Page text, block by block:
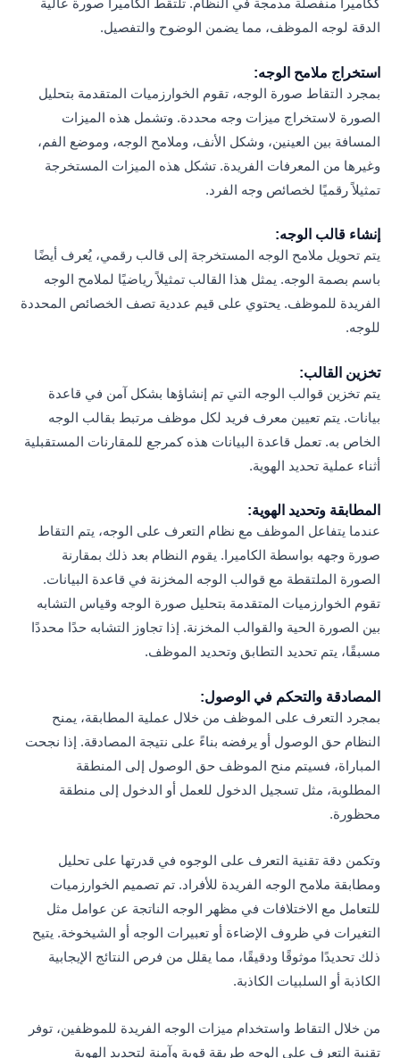
ككاميرا منفصلة مدمجة في النظام. تلتقط الكاميرا صورة عالية
الدقة لوجه الموظف، مما يضمن الوضوح والتفصيل.
استخراج ملامح الوجه:
بمجرد التقاط صورة الوجه، تقوم الخوارزميات المتقدمة بتحليل
الصورة لاستخراج ميزات وجه محددة. وتشمل هذه الميزات
المسافة بين العينين، وشكل الأنف، وملامح الوجه، وموضع الفم،
وغيرها من المعرفات الفريدة. تشكل هذه الميزات المستخرجة
تمثيلاً رقميًا لخصائص وجه الفرد.
إنشاء قالب الوجه:
يتم تحويل ملامح الوجه المستخرجة إلى قالب رقمي، يُعرف أيضًا
باسم بصمة الوجه. يمثل هذا القالب تمثيلاً رياضيًا لملامح الوجه
الفريدة للموظف. يحتوي على قيم عددية تصف الخصائص المحددة
للوجه.
تخزين القالب:
يتم تخزين قوالب الوجه التي تم إنشاؤها بشكل آمن في قاعدة
بيانات. يتم تعيين معرف فريد لكل موظف مرتبط بقالب الوجه
الخاص به. تعمل قاعدة البيانات هذه كمرجع للمقارنات المستقبلية
أثناء عملية تحديد الهوية.
المطابقة وتحديد الهوية:
عندما يتفاعل الموظف مع نظام التعرف على الوجه، يتم التقاط
صورة وجهه بواسطة الكاميرا. يقوم النظام بعد ذلك بمقارنة
الصورة الملتقطة مع قوالب الوجه المخزنة في قاعدة البيانات.
تقوم الخوارزميات المتقدمة بتحليل صورة الوجه وقياس التشابه
بين الصورة الحية والقوالب المخزنة. إذا تجاوز التشابه حدًا محددًا
مسبقًا، يتم تحديد التطابق وتحديد الموظف.
المصادقة والتحكم في الوصول:
بمجرد التعرف على الموظف من خلال عملية المطابقة، يمنح
النظام حق الوصول أو يرفضه بناءً على نتيجة المصادقة. إذا نجحت
المباراة، فسيتم منح الموظف حق الوصول إلى المنطقة
المطلوبة، مثل تسجيل الدخول للعمل أو الدخول إلى منطقة
محظورة.
وتكمن دقة تقنية التعرف على الوجوه في قدرتها على تحليل
ومطابقة ملامح الوجه الفريدة للأفراد. تم تصميم الخوارزميات
للتعامل مع الاختلافات في مظهر الوجه الناتجة عن عوامل مثل
التغيرات في ظروف الإضاءة أو تعبيرات الوجه أو الشيخوخة. يتيح
ذلك تحديدًا موثوقًا ودقيقًا، مما يقلل من فرص النتائج الإيجابية
الكاذبة أو السلبيات الكاذبة.
من خلال التقاط واستخدام ميزات الوجه الفريدة للموظفين، توفر
تقنية التعرف على الوجه طريقة قوية وآمنة لتحديد الهوية